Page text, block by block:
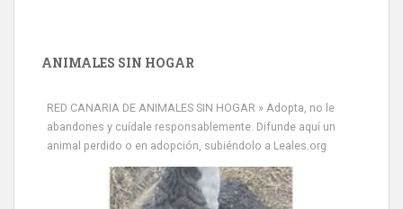
ANIMALES SIN HOGAR
RED CANARIA DE ANIMALES SIN HOGAR » Adopta, no le
abandones y cuídale responsablemente. Difunde aquí un
animal perdido o en adopción, subiéndolo a Leales.org